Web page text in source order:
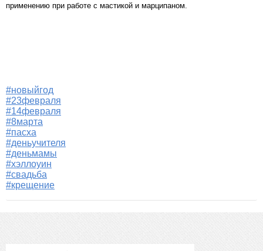
применению при работе с мастикой и марципаном.
#новыйгод
#23февраля
#14февраля
#8марта
#пасха
#деньучителя
#деньмамы
#хэллоуин
#свадьба
#крещение